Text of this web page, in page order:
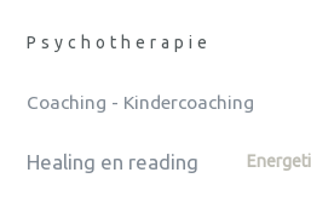
Psychotherapie
Coaching - Kindercoaching
Healing en reading